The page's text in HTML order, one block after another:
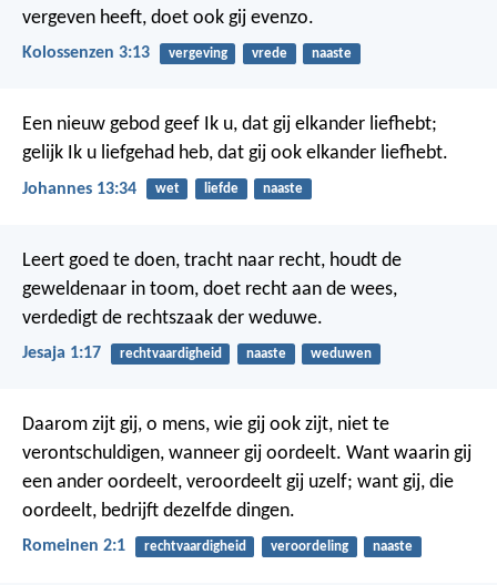
vergeven heeft, doet ook gij evenzo.
Kolossenzen 3:13 vergeving vrede naaste
Een nieuw gebod geef Ik u, dat gij elkander liefhebt;
gelijk Ik u liefgehad heb, dat gij ook elkander liefhebt.
Johannes 13:34 wet liefde naaste
Leert goed te doen, tracht naar recht, houdt de
geweldenaar in toom, doet recht aan de wees,
verdedigt de rechtszaak der weduwe.
Jesaja 1:17 rechtvaardigheid naaste weduwen
Daarom zijt gij, o mens, wie gij ook zijt, niet te
verontschuldigen, wanneer gij oordeelt. Want waarin gij
een ander oordeelt, veroordeelt gij uzelf; want gij, die
oordeelt, bedrijft dezelfde dingen.
Romeinen 2:1 rechtvaardigheid veroordeling naaste